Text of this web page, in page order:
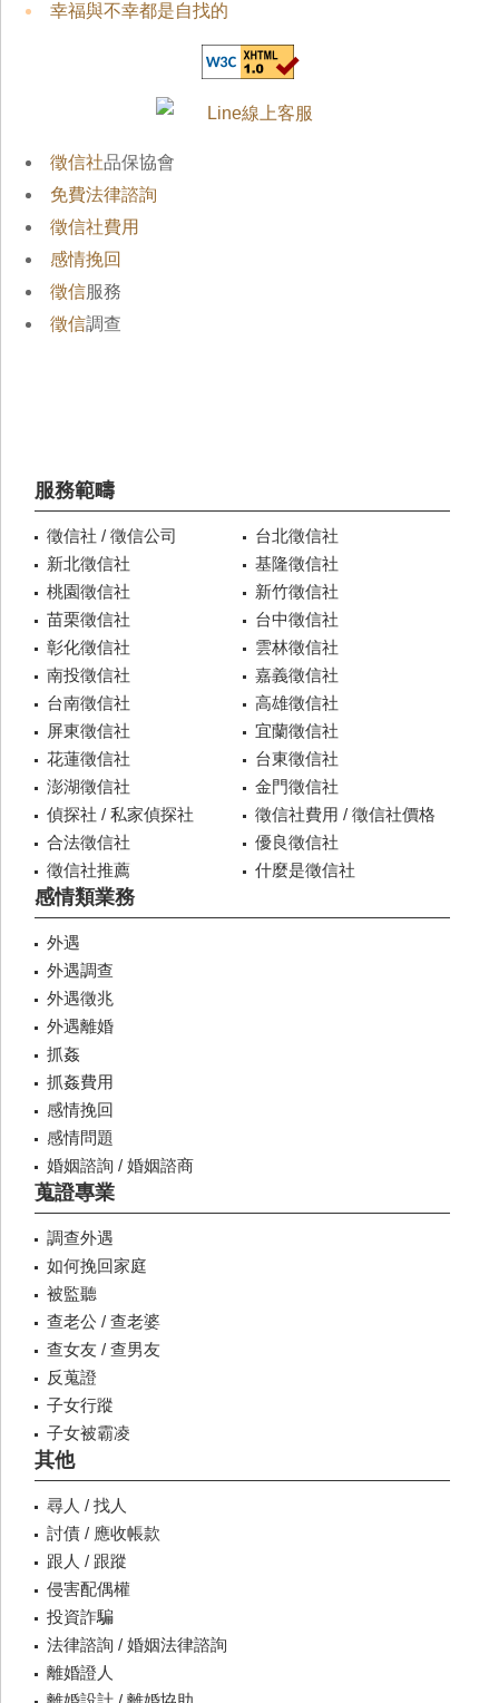
幸福與不幸都是自找的
徵信社品保協會
免費法律諮詢
徵信社費用
感情挽回
徵信服務
徵信調查
服務範疇
徵信社 / 徵信公司
台北徵信社
新北徵信社
基隆徵信社
桃園徵信社
新竹徵信社
苗栗徵信社
台中徵信社
彰化徵信社
雲林徵信社
南投徵信社
嘉義徵信社
台南徵信社
高雄徵信社
屏東徵信社
宜蘭徵信社
花蓮徵信社
台東徵信社
澎湖徵信社
金門徵信社
偵探社 / 私家偵探社
徵信社費用 / 徵信社價格
合法徵信社
優良徵信社
徵信社推薦
什麼是徵信社
感情類業務
外遇
外遇調查
外遇徵兆
外遇離婚
抓姦
抓姦費用
感情挽回
感情問題
婚姻諮詢 / 婚姻諮商
蒐證專業
調查外遇
如何挽回家庭
被監聽
查老公 / 查老婆
查女友 / 查男友
反蒐證
子女行蹤
子女被霸凌
其他
尋人 / 找人
討債 / 應收帳款
跟人 / 跟蹤
侵害配偶權
投資詐騙
法律諮詢 / 婚姻法律諮詢
離婚證人